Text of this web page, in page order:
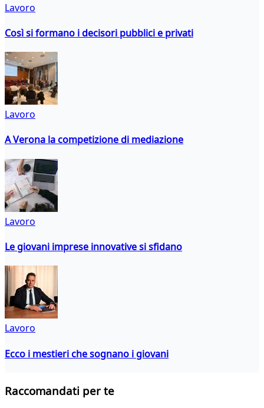
Lavoro
Così si formano i decisori pubblici e privati
Lavoro
A Verona la competizione di mediazione
Lavoro
Le giovani imprese innovative si sfidano
Lavoro
Ecco i mestieri che sognano i giovani
Raccomandati per te